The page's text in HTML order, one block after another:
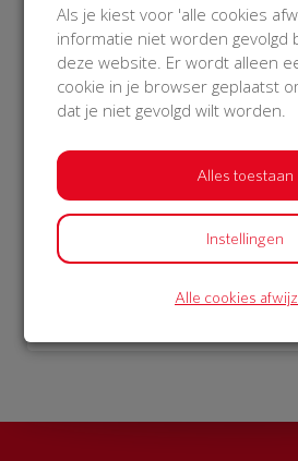
€ 1.000
Philips
08 Jan 2019
21:32 uur
Bekijk alle
Als je kiest voor 'alle cookies
informatie niet worden gevolgd
deze website. Er wordt alleen
cookie in je browser geplaatst
dat je niet gevolgd wilt worden.
Alles toestaan
Instellingen
Alle cookies